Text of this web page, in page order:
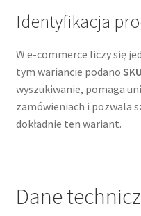
Identyfikacja
W e-commerce liczy się
tym wariancie podano
wyszukiwanie, pomaga
zamówieniach i pozwala
dokładnie ten wariant.
Dane